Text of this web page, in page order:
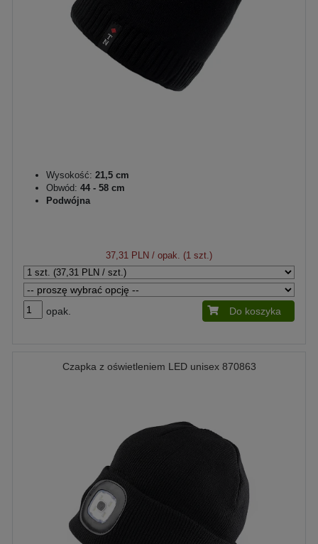
Wysokość: 21,5 cm
Obwód: 44 - 58 cm
Podwójna
37,31 PLN / opak. (1 szt.)
opak. Do koszyka
Czapka z oświetleniem LED unisex 870863